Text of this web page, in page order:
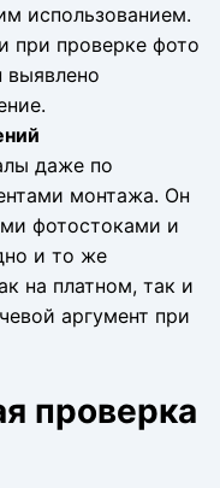
использованием.
при проверке фото
выявлено
даже по
монтажа. Он
фотостоками и
и то же
на платном, так и
аргумент при
проверка